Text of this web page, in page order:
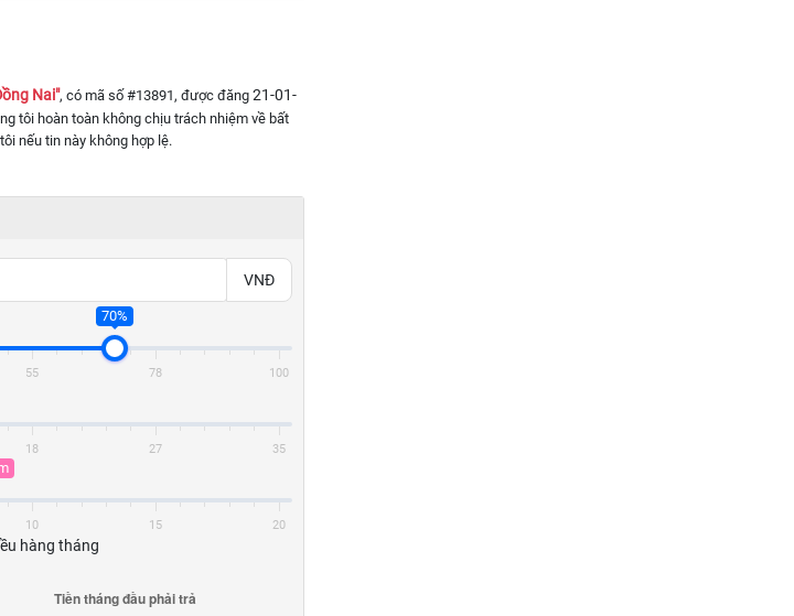
Nai", có mã số #13891, được đăng 21-01-
tôi hoàn toàn không chịu trách nhiệm về bất
nếu tin này không hợp lệ.
VNĐ
70%
55 78 100
18 27 35
10 15 20
hàng tháng